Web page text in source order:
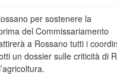
per sostenere la
del Commissariamento
a Rossano tutti i
un dossier sulle criticità di